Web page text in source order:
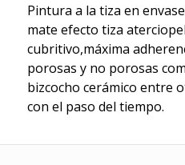
Pintura a la tiza en
mate efecto tiza
cubritivo,máxima
porosas y no porosas
bizcocho cerámico entre
con el paso del tiempo.